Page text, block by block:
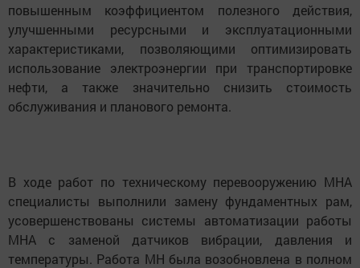
повышенным коэффициентом полезного действия,
улучшенными ресурсными и эксплуатационными
характеристиками, позволяющими оптимизировать
использование электроэнергии при транспортировке
нефти, а также значительно снизить стоимость
обслуживания и планового ремонта.
В ходе работ по техническому перевооружению МНА
специалисты выполнили замену фундаментных рам,
усовершенствованы системы автоматизации работы
МНА с заменой датчиков вибрации, давления и
температуры. Работа МН была возобновлена в полном